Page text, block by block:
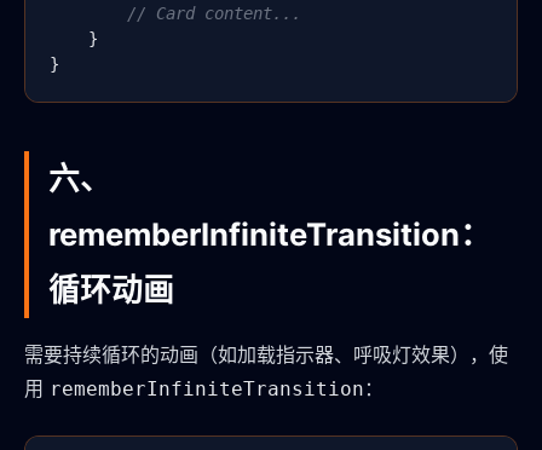
// Card content...
    }
}
六、
rememberInfiniteTransition：
循环动画
需要持续循环的动画（如加载指示器、呼吸灯效果），使
用 rememberInfiniteTransition ：